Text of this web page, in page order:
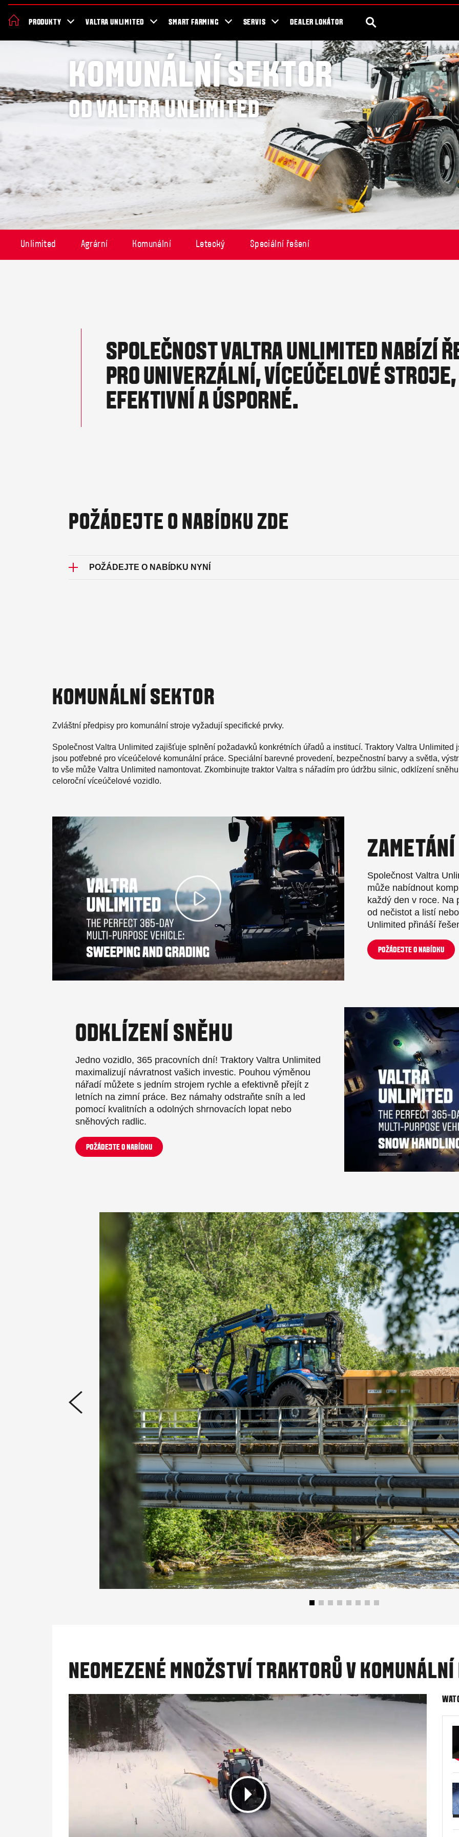
PRODUKTY
VALTRA UNLIMITED SMART FARMING SERVIS DEALER LOKÁTOR SEARCH
KOMUNÁLNÍ SEKTOR
OD VALTRA UNLIMITED
Unlimited Agrární Komunální Letecký Speciální řešení
SPOLEČNOST VALTRA UNLIMITED NABÍZÍ
PRO UNIVERZÁLNÍ, VÍCEÚČELOVÉ
EFEKTIVNÍ A ÚSPORNÉ.
POŽÁDEJTE O NABÍDKU ZDE
POŽÁDEJTE O NABÍDKU NYNÍ
KOMUNÁLNÍ SEKTOR
Zvláštní předpisy pro komunální stroje vyžadují specifické prvky.
Společnost Valtra Unlimited zajišťuje splnění požadavků konkrétních úřadů a institucí. Traktory Valtra Unlimited
jsou potřebné pro víceúčelové komunální práce. Speciální barevné provedení, bezpečnostní barvy a světla,
to vše může Valtra Unlimited namontovat. Zkombinujte traktor Valtra s nářadím pro údržbu silnic, odklízení
celoroční víceúčelové vozidlo.
Společnost Valtra
může nabídnout
každý den v roce. Na
od nečistot a listí
Unlimited přináší
POŽÁDEJTE O NABÍDKU
ODKLÍZENÍ SNĚHU
Jedno vozidlo, 365 pracovních dní! Traktory Valtra Unlimited
maximalizují návratnost vašich investic. Pouhou výměnou
nářadí můžete s jedním strojem rychle a efektivně přejít z
letních na zimní práce. Bez námahy odstraňte sníh a led
pomocí kvalitních a odolných shrnovacích lopat nebo
sněhových radlic.
POŽÁDEJTE O NABÍDKU
NEOMEZENÉ MNOŽSTVÍ TRAKTORŮ V